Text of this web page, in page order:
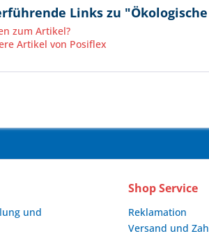
Links zu
zum Artikel?
Artikel von Posiflex
und
Shop Service
Reklamation
Versand und